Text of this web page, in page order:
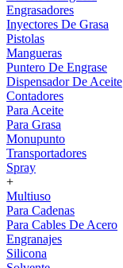
Engrasadores
Inyectores De Grasa
Pistolas
Mangueras
Puntero De Engrase
Dispensador De Aceite
Contadores
Para Aceite
Para Grasa
Monupunto
Transportadores
Spray
+
Multiuso
Para Cadenas
Para Cables De Acero
Engranajes
Silicona